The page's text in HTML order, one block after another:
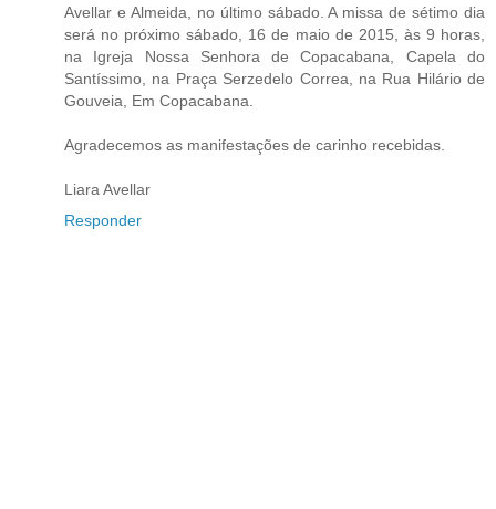
Avellar e Almeida, no último sábado. A missa de sétimo dia
será no próximo sábado, 16 de maio de 2015, às 9 horas,
na Igreja Nossa Senhora de Copacabana, Capela do
Santíssimo, na Praça Serzedelo Correa, na Rua Hilário de
Gouveia, Em Copacabana.
Agradecemos as manifestações de carinho recebidas.
Liara Avellar
Responder